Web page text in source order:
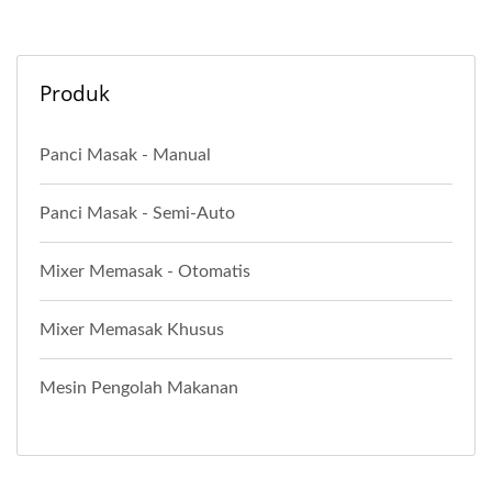
Produk
Panci Masak - Manual
Panci Masak - Semi-Auto
Mixer Memasak - Otomatis
Mixer Memasak Khusus
Mesin Pengolah Makanan